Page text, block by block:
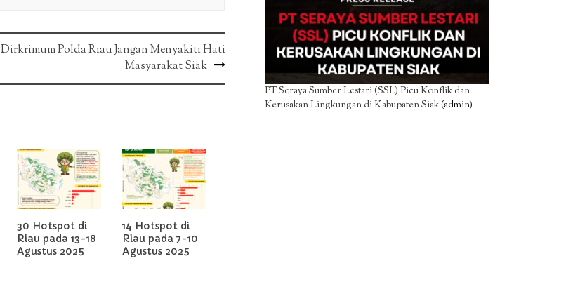
Dirkrimum Polda Riau Jangan Menyakiti Hati
Masyarakat Siak
30 Hotspot di
Riau pada 13-18
Agustus 2025
14 Hotspot di
Riau pada 7-10
Agustus 2025
PT Seraya Sumber Lestari (SSL) Picu Konflik dan
Kerusakan Lingkungan di Kabupaten Siak(admin)